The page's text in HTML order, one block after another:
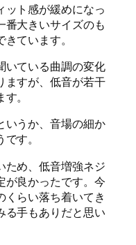
ット感が緩めになっ
番大きいサイズのも
ています。
いている曲調の変化
ますが、低音が若干
。
いうか、音場の細か
す。
ため、低音増強ネジ
が良かったです。今
くらい落ち着いてき
る手もありだと思い